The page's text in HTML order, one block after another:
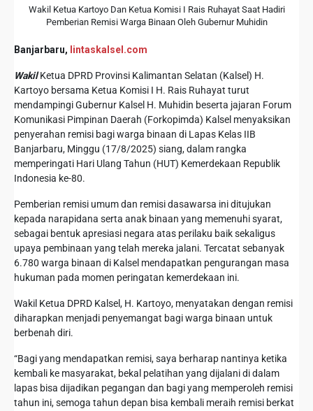
Wakil Ketua Kartoyo Dan Ketua Komisi I Rais Ruhayat Saat Hadiri
Pemberian Remisi Warga Binaan Oleh Gubernur Muhidin
Banjarbaru, lintaskalsel.com
WakilKetua DPRD Provinsi Kalimantan Selatan (Kalsel) H.
Kartoyo bersama Ketua Komisi I H. Rais Ruhayat turut
mendampingi Gubernur Kalsel H. Muhidin beserta jajaran Forum
Komunikasi Pimpinan Daerah (Forkopimda) Kalsel menyaksikan
penyerahan remisi bagi warga binaan di Lapas Kelas IIB
Banjarbaru, Minggu (17/8/2025) siang, dalam rangka
memperingati Hari Ulang Tahun (HUT) Kemerdekaan Republik
Indonesia ke-80.
Pemberian remisi umum dan remisi dasawarsa ini ditujukan
kepada narapidana serta anak binaan yang memenuhi syarat,
sebagai bentuk apresiasi negara atas perilaku baik sekaligus
upaya pembinaan yang telah mereka jalani. Tercatat sebanyak
6.780 warga binaan di Kalsel mendapatkan pengurangan masa
hukuman pada momen peringatan kemerdekaan ini.
Wakil Ketua DPRD Kalsel, H. Kartoyo, menyatakan dengan remisi
diharapkan menjadi penyemangat bagi warga binaan untuk
berbenah diri.
“Bagi yang mendapatkan remisi, saya berharap nantinya ketika
kembali ke masyarakat, bekal pelatihan yang dijalani di dalam
lapas bisa dijadikan pegangan dan bagi yang memperoleh remisi
tahun ini, semoga tahun depan bisa kembali meraih remisi berkat